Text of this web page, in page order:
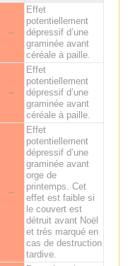
--
Effet
potentiellement
dépressif d’une
graminée avant
céréale à paille.
--
Effet
potentiellement
dépressif d’une
graminée avant
céréale à paille.
--
Effet
potentiellement
dépressif d’une
graminée avant
orge de
printemps. Cet
effet est faible si
le couvert est
détruit avant Noël
et très marqué en
cas de destruction
tardive.